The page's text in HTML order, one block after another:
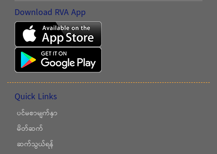
Download RVA App
Quick Links
ပင်မစာမျက်နှာ
မိတ်ဆက်
ဆက်သွယ်ရန်